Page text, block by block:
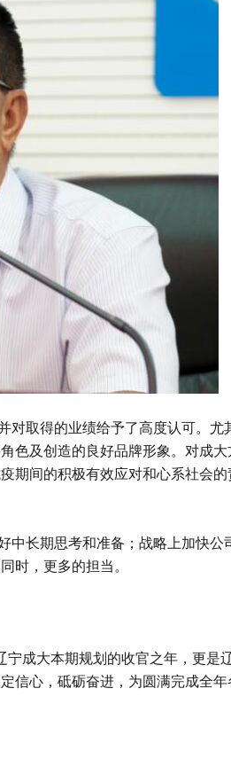
取得的业绩给予了高度认可。尤
色及创造的良好品牌形象。对成
期间的积极有效应对和心系社会
长期思考和准备；战略上加快公
时，更多的担当。
成大本期规划的收官之年，更是
信心，砥砺奋进，为圆满完成全